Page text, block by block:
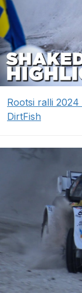
Rootsi ralli
DirtFish